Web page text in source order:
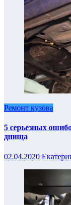
Ремонт кузова
5 серьезных
днища
02.04.2020